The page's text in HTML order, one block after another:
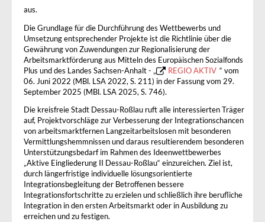
aus.
Die Grundlage für die Durchführung des Wettbewerbs und
Umsetzung entsprechender Projekte ist die Richtlinie über die
Gewährung von Zuwendungen zur Regionalisierung der
Arbeitsmarktförderung aus Mitteln des Europäischen Sozialfonds
Plus und des Landes Sachsen-Anhalt - „
REGIO AKTIV “ vom
06. Juni 2022 (MBl. LSA 2022, S. 211) in der Fassung vom 29.
September 2025 (MBl. LSA 2025, S. 746).
Die kreisfreie Stadt Dessau-Roßlau ruft alle interessierten Träger
auf, Projektvorschläge zur Verbesserung der Integrationschancen
von arbeitsmarktfernen Langzeitarbeitslosen mit besonderen
Vermittlungshemmnissen und daraus resultierendem besonderen
Unterstützungsbedarf im Rahmen des Ideenwettbewerbes
„Aktive Eingliederung II Dessau-Roßlau“ einzureichen. Ziel ist,
durch längerfristige individuelle lösungsorientierte
Integrationsbegleitung der Betroffenen bessere
Integrationsfortschritte zu erzielen und schließlich ihre berufliche
Integration in den ersten Arbeitsmarkt oder in Ausbildung zu
erreichen und zu festigen.